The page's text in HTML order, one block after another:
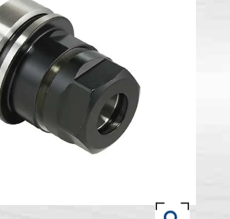
DIN 69893 (ISO 12164) HSK-A portautensili
DIN 69893 (ISO 12164) HSK-E portautensili
DIN 69893 (ISO 12164) HSK-F portautensili
DIN69893 (ISO12164-1)-HSK-T portautensili
DIN2080-NT portautensili
GOST 25827-93 portautensili